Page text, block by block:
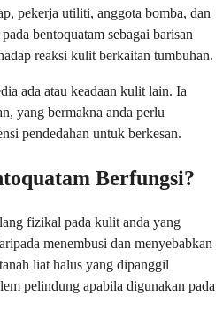
pekerja utiliti, anggota bomba, dan
bentoquatam sebagai barisan
reaksi kulit berkaitan tumbuhan.
ada atau keadaan kulit lain. Ia
yang bermakna anda perlu
pendedahan untuk berkesan.
Berfungsi?
fizikal pada kulit anda yang
menembusi dan menyebabkan
liat halus yang dipanggil
pelindung apabila digunakan pada